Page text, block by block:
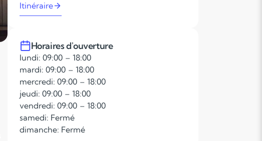
Itinéraire
Horaires d'ouverture
lundi: 09:00 – 18:00
mardi: 09:00 – 18:00
mercredi: 09:00 – 18:00
jeudi: 09:00 – 18:00
vendredi: 09:00 – 18:00
samedi: Fermé
dimanche: Fermé